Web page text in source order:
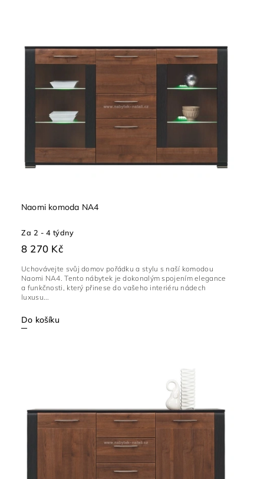
Naomi komoda NA4
Za 2 - 4 týdny
8 270 Kč
Do košíku
Uchovávejte svůj domov pořádku a stylu s naší komodou
Naomi NA4. Tento nábytek je dokonalým spojením elegance
a funkčnosti, který přinese do vašeho interiéru nádech
luxusu...